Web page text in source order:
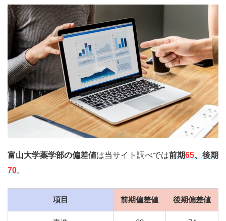
富山大学薬学部の偏差値は当サイト調べでは前期65、後期
70。
項目 前期偏差値 後期偏差値